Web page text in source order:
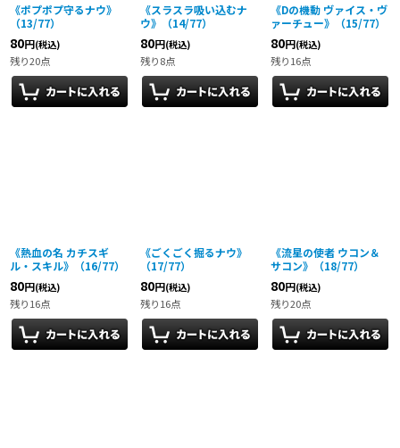
《ポプポプ守るナウ》
（13/77）
80円(税込)
残り20点
《スラスラ吸い込むナ
ウ》（14/77）
80円(税込)
残り8点
《Dの機動 ヴァイス・ヴ
ァーチュー》（15/77）
80円(税込)
残り16点
《熱血の名 カチスギ
ル・スキル》（16/77）
80円(税込)
残り16点
《ごくごく掘るナウ》
（17/77）
80円(税込)
残り16点
《流星の使者 ウコン＆
サコン》（18/77）
80円(税込)
残り20点